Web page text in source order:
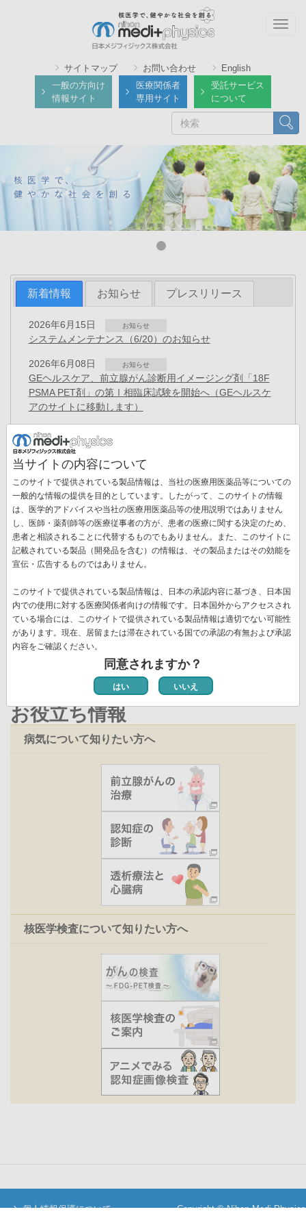
サイトマップ お問い合わせ
English
一般の方向け
情報サイト
医療関係者
専用サイト
受託サービス
について
検索
新着情報 お知らせ プレスリリース
2026年6月15日 お知らせ
システムメンテナンス（6/20）のお知らせ
2026年6月08日 お知らせ
GEヘルスケア、前立腺がん診断用イメージング剤「18F
PSMA PET剤」の第Ⅰ相臨床試験を開始へ（GEヘルスケ
アのサイトに移動します）
2026年5月22日
システムメンテナンス（5/23）のお知らせ
2026年3月27日 お知らせ
「健康経営優良法人 2026（大規模法人部門）」に認定
2026年1月27日 プレスリリース
役員異動のお知らせ
ペ
ー
ジカ
レ
ン
ト
ペ
ー
ジ
1
ペ
ー
ジ
2
ペ
ー
ジ
3
ペ
ー
ジ
4
ペ
ー
ジ
5
ペ
ジ
6
ペ
ジ
7
ペ
ジ
8
ペ
ジ
9
次
ー
ジ
››
終
ペ
ー
ジ
新着情報一覧
お役立ち情報
病気について知りたい方へ
核医学検査について知りたい方へ
個人情報保護について
Copyright © Nihon Medi-Physics
当サイトの内容について
このサイトで提供されている製品情報は、当社の医療用医薬品等についての
一般的な情報の提供を目的としています。したがって、このサイトの情報
は、医学的アドバイスや当社の医療用医薬品等の使用説明ではありません
し、医師・薬剤師等の医療従事者の方が、患者の医療に関する決定のため、
患者と相談されることに代替するものでもありません。また、このサイトに
記載されている製品（開発品を含む）の情報は、その製品またはその効能を
宣伝・広告するものではありません。
このサイトで提供されている製品情報は、日本の承認内容に基づき、日本国
内での使用に対する医療関係者向けの情報です。日本国外からアクセスされ
ている場合には、このサイトで提供されている製品情報は適切でない可能性
があります。現在、居留または滞在されている国での承認の有無および承認
内容をご確認ください。
同意されますか？
はい いいえ